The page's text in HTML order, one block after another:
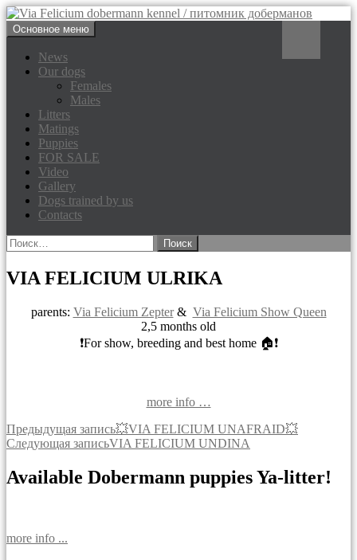
Via Felicium dobermann
kennel / питомник доберманов
Основное меню
к
News
Our dogs
Females
Males
Litters
Matings
Puppies
FOR SALE
Video
Gallery
Dogs trained by us
Contacts
Найти:
VIA FELICIUM ULRIKA
parents: Via Felicium Zepter& Via Felicium Show Queen
2,5 months old
❗For show, breeding and best home 🏠❗
more info …
Навигация
по
записям
Предыдущая запись💥VIA FELICIUM UNAFRAID💥
Следующая записьVIA FELICIUM UNDINA
Available Dobermann puppies Ya-litter!
more info ...